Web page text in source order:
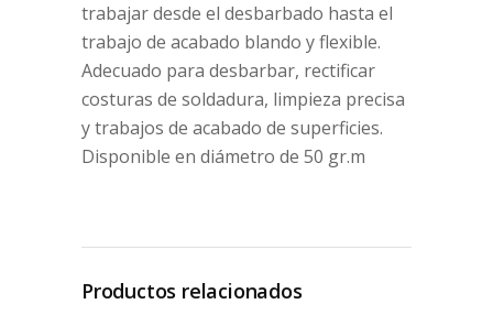
trabajar desde el desbarbado hasta el
trabajo de acabado blando y flexible.
Adecuado para desbarbar, rectificar
costuras de soldadura, limpieza precisa
y trabajos de acabado de superficies.
Disponible en diámetro de 50 gr.m
Productos relacionados